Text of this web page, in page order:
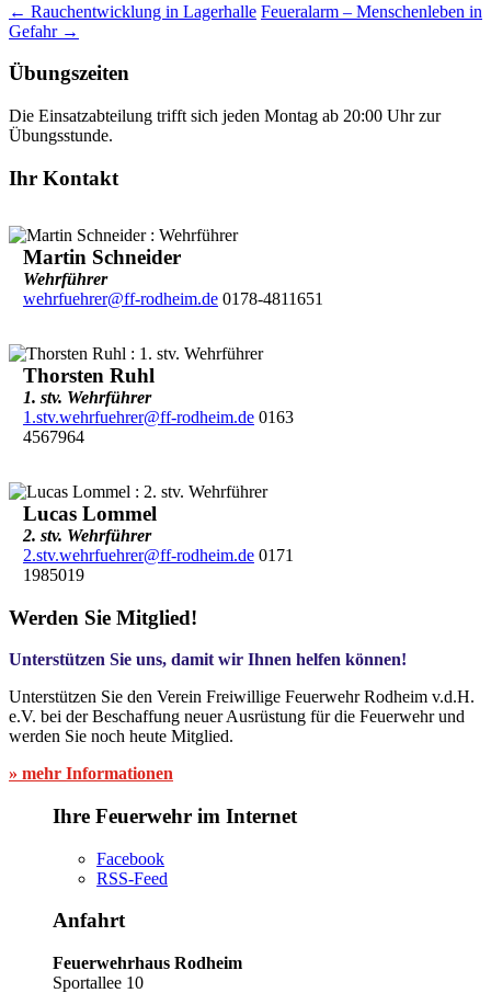
← Rauchentwicklung in Lagerhalle Feueralarm – Menschenleben in
Gefahr →
Übungszeiten
Die Einsatzabteilung trifft sich jeden Montag ab 20:00 Uhr zur
Übungsstunde.
Ihr Kontakt
Martin Schneider
Wehrführer
wehrfuehrer@ff-rodheim.de0178-4811651
Thorsten Ruhl
1. stv. Wehrführer
1.stv.wehrfuehrer@ff-rodheim.de0163
4567964
Lucas Lommel
2. stv. Wehrführer
2.stv.wehrfuehrer@ff-rodheim.de0171
1985019
Werden Sie Mitglied!
Unterstützen Sie uns, damit wir Ihnen helfen können!
Unterstützen Sie den Verein Freiwillige Feuerwehr Rodheim v.d.H.
e.V. bei der Beschaffung neuer Ausrüstung für die Feuerwehr und
werden Sie noch heute Mitglied.
» mehr Informationen
Ihre Feuerwehr im Internet
Facebook
RSS-Feed
Anfahrt
Feuerwehrhaus Rodheim
Sportallee 10